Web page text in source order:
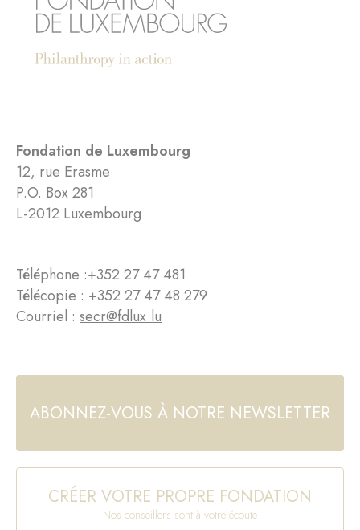
Fondation de Luxembourg
12, rue Erasme
P.O. Box 281
L-2012 Luxembourg
Téléphone :+352 27 47 481
Télécopie : +352 27 47 48 279
Courriel : secr@fdlux.lu
ABONNEZ-VOUS À NOTRE NEWSLETTER
CRÉER VOTRE PROPRE FONDATION
Nos conseillers sont à votre écoute